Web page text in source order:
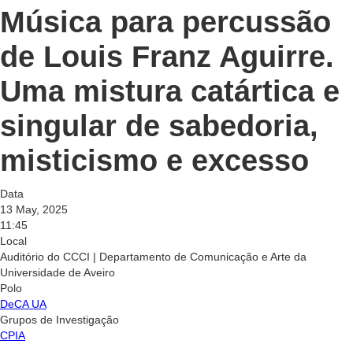
Música para percussão
de Louis Franz Aguirre.
Uma mistura catártica e
singular de sabedoria,
misticismo e excesso
Data
13 May, 2025
11:45
Local
Auditório do CCCI | Departamento de Comunicação e Arte da
Universidade de Aveiro
Polo
DeCA UA
Grupos de Investigação
CPIA